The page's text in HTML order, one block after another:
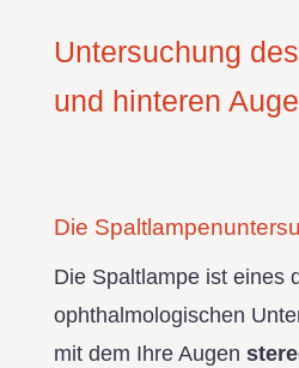
Untersuchung
und hinteren
Die
Die Spaltlampe ist eines
ophthalmologischen
mit dem Ihre Augen